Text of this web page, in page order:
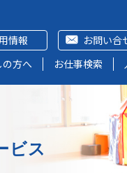
お問い合
情報
方へ
お仕事検索
ビス